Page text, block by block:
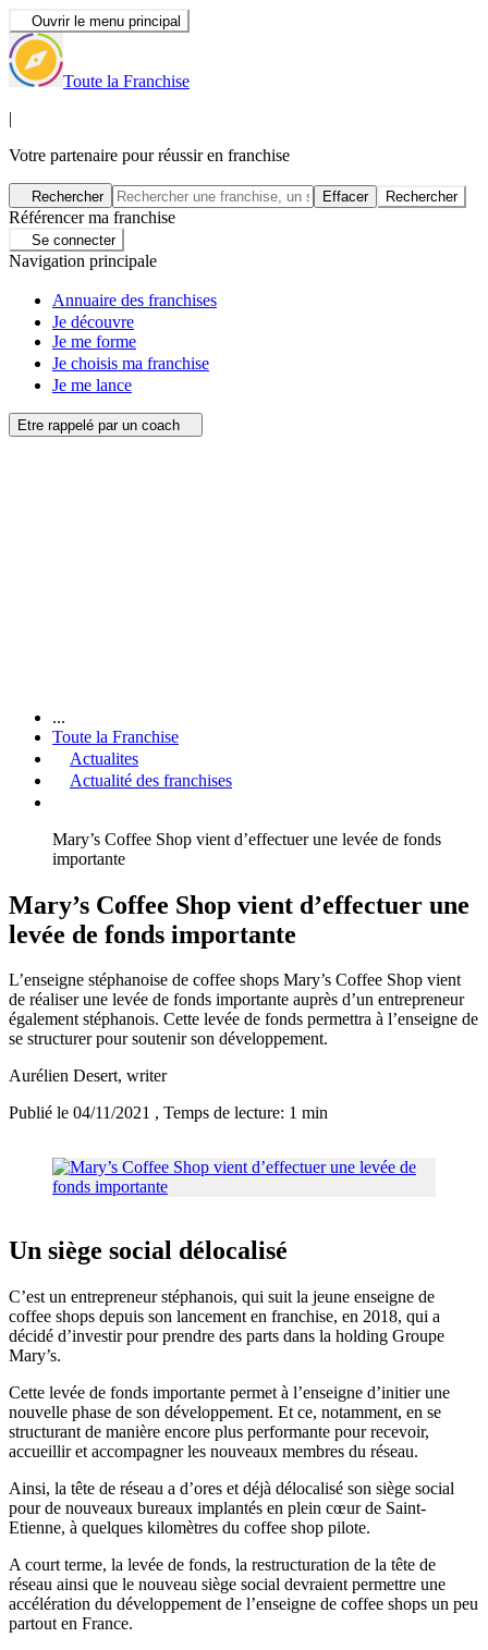
Ouvrir le menu principal
Toute la Franchise
|
Votre partenaire pour réussir en franchise
Rechercher Effacer Rechercher
Référencer ma franchise
Se connecter
Navigation principale
Annuaire des franchises
Je découvre
Je me forme
Je choisis ma franchise
Je me lance
Etre rappelé par un coach
...
Toute la Franchise
Actualites
Actualité des franchises
Mary’s Coffee Shop vient d’effectuer une levée de fonds
importante
Mary’s Coffee Shop vient d’effectuer une
levée de fonds importante
L’enseigne stéphanoise de coffee shops Mary’s Coffee Shop vient
de réaliser une levée de fonds importante auprès d’un entrepreneur
également stéphanois. Cette levée de fonds permettra à l’enseigne de
se structurer pour soutenir son développement.
Aurélien Desert, writer
Publié le 04/11/2021 , Temps de lecture: 1 min
Un siège social délocalisé
C’est un entrepreneur stéphanois, qui suit la jeune enseigne de
coffee shops depuis son lancement en franchise, en 2018, qui a
décidé d’investir pour prendre des parts dans la holding Groupe
Mary’s.
Cette levée de fonds importante permet à l’enseigne d’initier une
nouvelle phase de son développement. Et ce, notamment, en se
structurant de manière encore plus performante pour recevoir,
accueillir et accompagner les nouveaux membres du réseau.
Ainsi, la tête de réseau a d’ores et déjà délocalisé son siège social
pour de nouveaux bureaux implantés en plein cœur de Saint-
Etienne, à quelques kilomètres du coffee shop pilote.
A court terme, la levée de fonds, la restructuration de la tête de
réseau ainsi que le nouveau siège social devraient permettre une
accélération du développement de l’enseigne de coffee shops un peu
partout en France.